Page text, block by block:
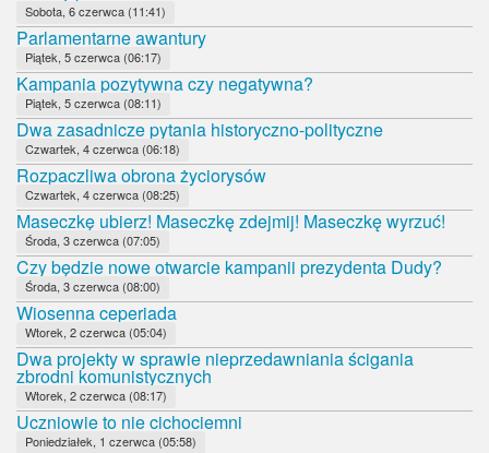
Sobota, 6 czerwca (11:41)
Parlamentarne awantury
Piątek, 5 czerwca (06:17)
Kampania pozytywna czy negatywna?
Piątek, 5 czerwca (08:11)
Dwa zasadnicze pytania historyczno-polityczne
Czwartek, 4 czerwca (06:18)
Rozpaczliwa obrona życiorysów
Czwartek, 4 czerwca (08:25)
Maseczkę ubierz! Maseczkę zdejmij! Maseczkę wyrzuć!
Środa, 3 czerwca (07:05)
Czy będzie nowe otwarcie kampanii prezydenta Dudy?
Środa, 3 czerwca (08:00)
Wiosenna ceperiada
Wtorek, 2 czerwca (05:04)
Dwa projekty w sprawie nieprzedawniania ścigania
zbrodni komunistycznych
Wtorek, 2 czerwca (08:17)
Uczniowie to nie cichociemni
Poniedziałek, 1 czerwca (05:58)